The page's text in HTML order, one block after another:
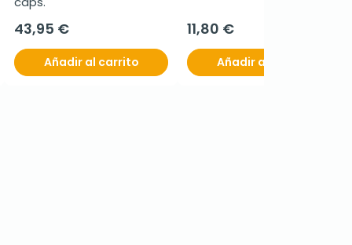
43,95 €
Añadir al carrito
11,80 €
Añadir al carrito